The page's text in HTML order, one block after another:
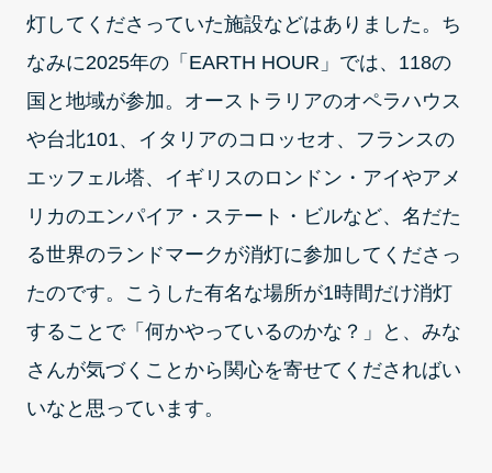
灯してくださっていた施設などはありました。ち
なみに2025年の「EARTH HOUR」では、118の
国と地域が参加。オーストラリアのオペラハウス
や台北101、イタリアのコロッセオ、フランスの
エッフェル塔、イギリスのロンドン・アイやアメ
リカのエンパイア・ステート・ビルなど、名だた
る世界のランドマークが消灯に参加してくださっ
たのです。こうした有名な場所が1時間だけ消灯
することで「何かやっているのかな？」と、みな
さんが気づくことから関心を寄せてくださればい
いなと思っています。